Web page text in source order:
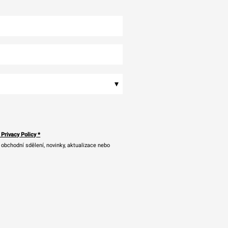
▾
Privacy Policy*
sdělení, novinky, aktualizace nebo